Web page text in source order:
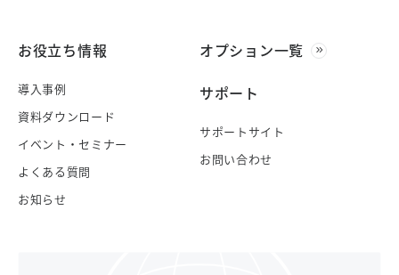
お役立ち情報
導入事例
資料ダウンロード
イベント・セミナー
よくある質問
お知らせ
オプション一覧
サポート
サポートサイト
お問い合わせ